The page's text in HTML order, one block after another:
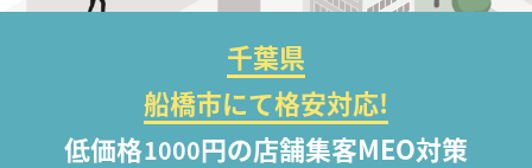
千葉県
船橋市にて格安対応!
低価格1000円の店舗集客MEO対策